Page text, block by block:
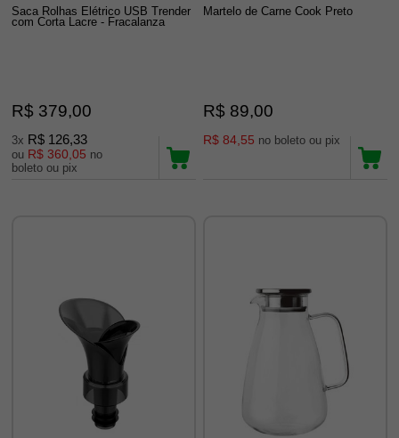
Saca Rolhas Elétrico USB Trender
com Corta Lacre - Fracalanza
R$ 379,00
3x R$ 126,33
ou R$ 360,05 no
boleto ou pix
Martelo de Carne Cook Preto
R$ 89,00
R$ 84,55 no boleto ou pix